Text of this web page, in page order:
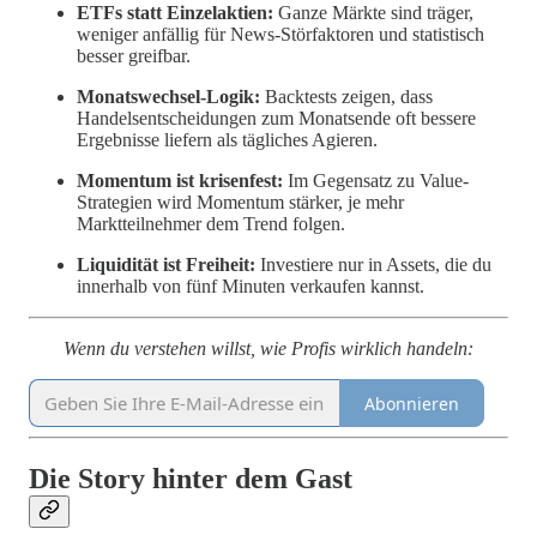
ETFs statt Einzelaktien: Ganze Märkte sind träger,
weniger anfällig für News-Störfaktoren und statistisch
besser greifbar.
Monatswechsel-Logik: Backtests zeigen, dass
Handelsentscheidungen zum Monatsende oft bessere
Ergebnisse liefern als tägliches Agieren.
Momentum ist krisenfest: Im Gegensatz zu Value-
Strategien wird Momentum stärker, je mehr
Marktteilnehmer dem Trend folgen.
Liquidität ist Freiheit: Investiere nur in Assets, die du
innerhalb von fünf Minuten verkaufen kannst.
Wenn du verstehen willst, wie Profis wirklich handeln:
Abonnieren
Die Story hinter dem Gast